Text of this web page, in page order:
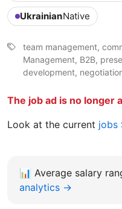
UkrainianNative
team management,
Management, B2B,
development,
The job ad is no longer
Look at the current jobs
📊 Average salary
analytics →